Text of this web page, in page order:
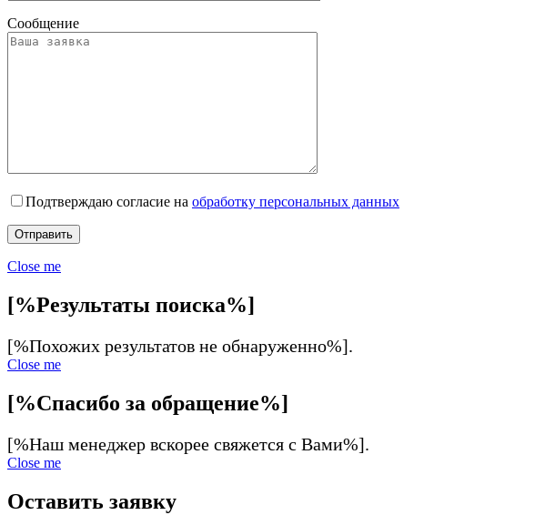
Сообщение
Подтверждаю согласие на обработку персональных данных
Close me
[%Результаты поиска%]
[%Похожих результатов не обнаруженно%].
Close me
[%Спасибо за обращение%]
[%Наш менеджер вскорее свяжется с Вами%].
Close me
Оставить заявку